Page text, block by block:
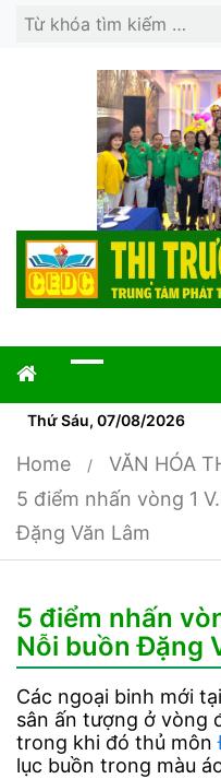
Search
Thứ Sáu, 07/08/2026
Home
VĂN HÓA
5 điểm nhấn vòng 1
Đặng Văn Lâm
5 điểm nhấn
Nỗi buồn Đặng
Các ngoại binh mới
sân ấn tượng ở vòng
trong khi đó thủ môn
lục buồn trong màu